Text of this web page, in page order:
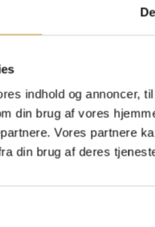
indhold og annoncer,
din brug af vores
Vores partnere
din brug af deres